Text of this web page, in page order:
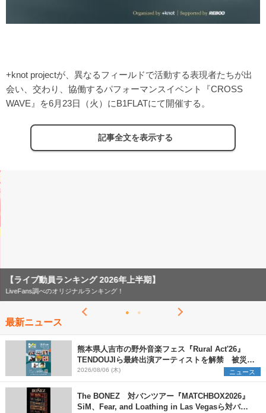
+knot projectが、異なるフィールドで活動する表現者たちが出
会い、交わり、協働するパフォーマンスイベント『CROSS
WAVE』を6月23日（火）にB1FLATにて開催する。
記事全文を表示する
【ライブ動員ランキング 2026年上半期】
LiveFans調べのオリジナルランキング！
最新ニュース
熊本県人吉市の野外音楽フェス『Rural Act'26』
TENDOUJIら最終出演アーティストを解禁 被災地
支援プロジェクトの始動も発表
2026/08/06 (木) ニュース
The BONEZ 対バンツアー『MATCHBOX2026』
SiM、Fear, and Loathing in Las Vegasら対バン